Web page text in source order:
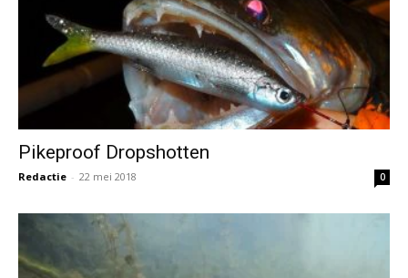
Pikeproof Dropshotten
Redactie - 22 mei 2018 0